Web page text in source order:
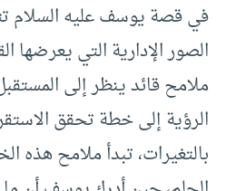
في قصة يوسف عليه السلام
الصور الإدارية التي يعرضها
ملامح قائد ينظر إلى
الرؤية إلى خطة تحقق
بالتغيرات، تبدأ ملامح هذه